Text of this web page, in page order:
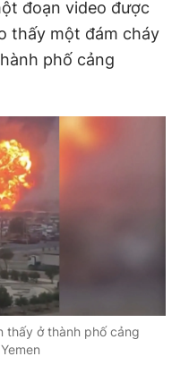
đoạn video được
thấy một đám cháy
phố cảng
thấy ở thành phố cảng